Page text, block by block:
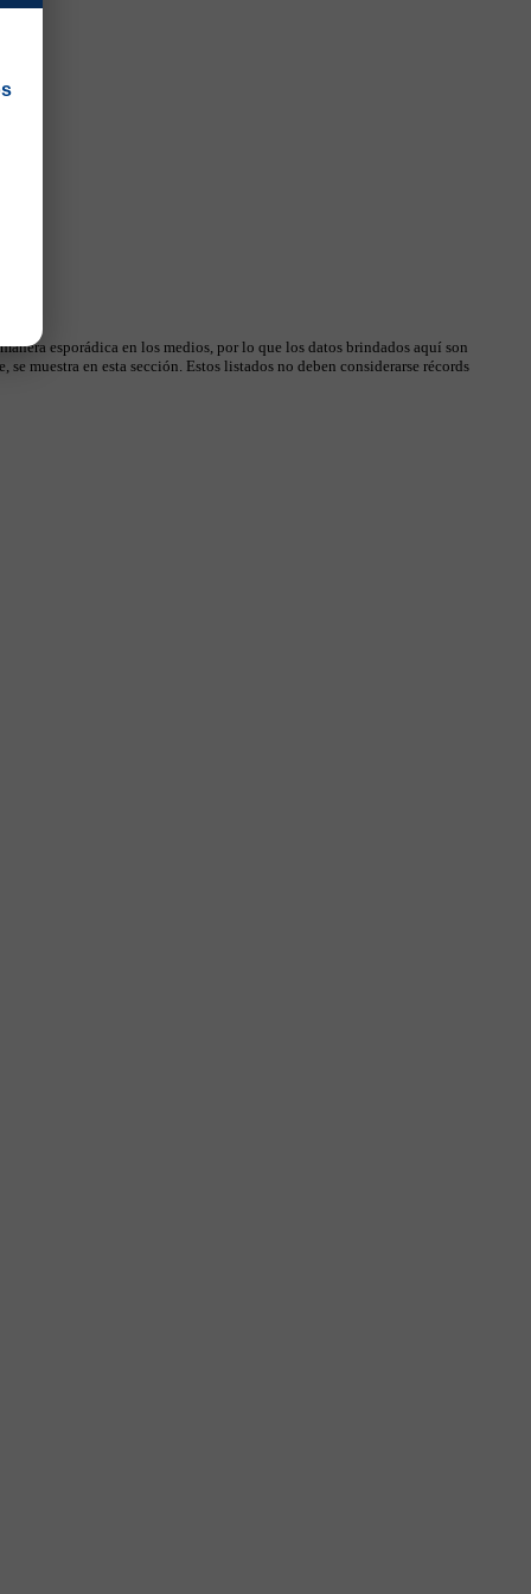
esporádica en los medios, por lo que los datos brindados aquí son
muestra en esta sección. Estos listados no deben considerarse récords